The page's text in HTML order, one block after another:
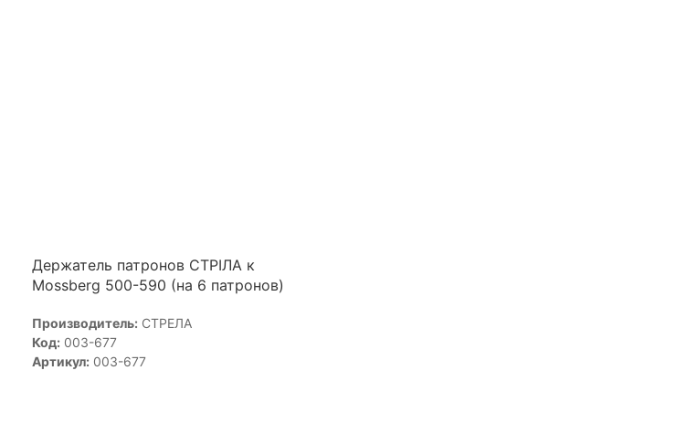
Держатель патронов СТРІЛА к
Mossberg 500-590 (на 6 патронов)
Производитель: СТРЕЛА
Код: 003-677
Артикул: 003-677